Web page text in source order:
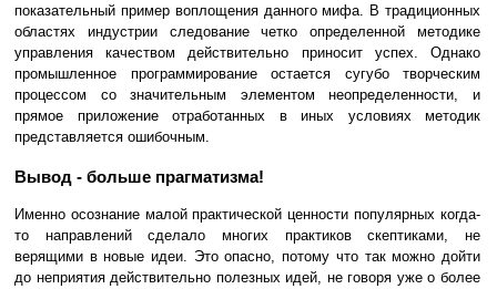
показательный пример воплощения данного мифа. В традиционных
областях индустрии следование четко определенной методике
управления качеством действительно приносит успех. Однако
промышленное программирование остается сугубо творческим
процессом со значительным элементом неопределенности, и
прямое приложение отработанных в иных условиях методик
представляется ошибочным.
Вывод - больше прагматизма!
Именно осознание малой практической ценности популярных когда-
то направлений сделало многих практиков скептиками, не
верящими в новые идеи. Это опасно, потому что так можно дойти
до неприятия действительно полезных идей, не говоря уже о более